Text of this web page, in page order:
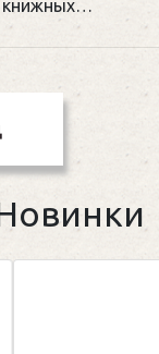
книжных…